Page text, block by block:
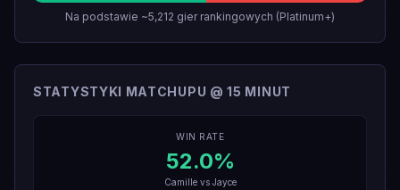
Na podstawie ~5,212 gier rankingowych (Platinum+)
STATYSTYKI MATCHUPU @ 15 MINUT
WIN RATE
52.0%
Camillevs Jayce